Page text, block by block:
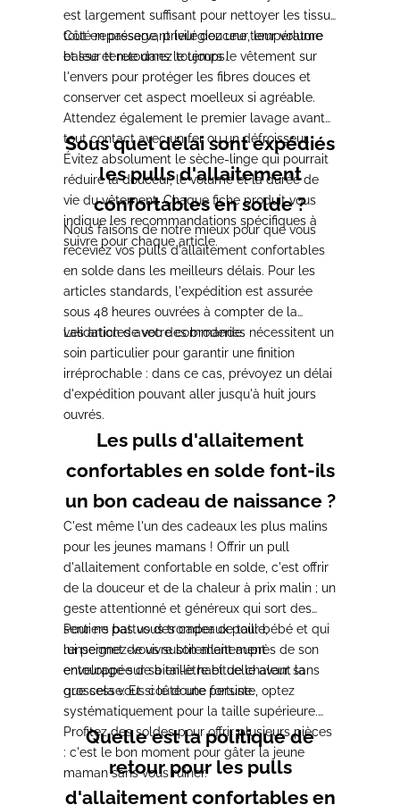
est largement suffisant pour nettoyer les tissus
tout en préservant leur douceur, leur volume
et leur tenue dans le temps.
Côté repassage, privilégiez une température
basse et retournez toujours le vêtement sur
l'envers pour protéger les fibres douces et
conserver cet aspect moelleux si agréable.
Attendez également le premier lavage avant
tout contact avec un fer ou un défroisseur.
Évitez absolument le sèche-linge qui pourrait
réduire la douceur, le volume et la durée de
vie du vêtement. Chaque fiche produit vous
indique les recommandations spécifiques à
suivre pour chaque article.
Sous quel délai sont expédiés
les pulls d'allaitement
confortables en solde ?
Nous faisons de notre mieux pour que vous
receviez vos pulls d'allaitement confortables
en solde dans les meilleurs délais. Pour les
articles standards, l'expédition est assurée
sous 48 heures ouvrées à compter de la
validation de votre commande.
Les articles avec des broderies nécessitent un
soin particulier pour garantir une finition
irréprochable : dans ce cas, prévoyez un délai
d'expédition pouvant aller jusqu'à huit jours
ouvrés.
Les pulls d'allaitement
confortables en solde font-ils
un bon cadeau de naissance ?
C'est même l'un des cadeaux les plus malins
pour les jeunes mamans ! Offrir un pull
d'allaitement confortable en solde, c'est offrir
de la douceur et de la chaleur à prix malin ; un
geste attentionné et généreux qui sort des
sentiers battus des cadeaux pour bébé et qui
lui permet de vivre son allaitement
enveloppée de bien-être et de chaleur sans
que cela vous coûte une fortune.
Pour ne pas vous tromper de taille,
renseignez-vous subtilement auprès de son
entourage sur sa taille habituelle avant la
grossesse. Et si le doute persiste, optez
systématiquement pour la taille supérieure.
Profitez des soldes pour offrir plusieurs pièces
: c'est le bon moment pour gâter la jeune
maman sans vous ruiner.
Quelle est la politique de
retour pour les pulls
d'allaitement confortables en